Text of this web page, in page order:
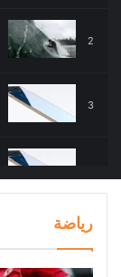
2
3
5
رياضة